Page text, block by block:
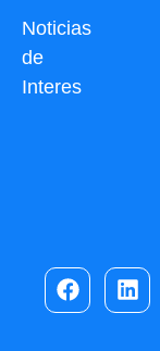
Noticias
de
Interes